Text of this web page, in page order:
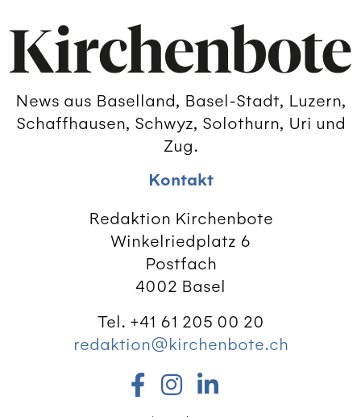
News aus Baselland, Basel-Stadt, Luzern,
Schaffhausen, Schwyz, Solothurn, Uri und
Zug.
Kontakt
Redaktion Kirchenbote
Winkelriedplatz 6
Postfach
4002 Basel
Tel. +41 61 205 00 20
redaktion@kirchenbote.ch